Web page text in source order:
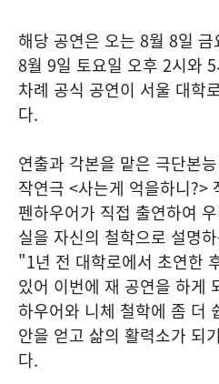
해당 공연은 오는 8월 8일
8월 9일 토요일 오후 2시와
차례 공식 공연이 서울 대학
다.
연출과 각본을 맡은 극단본
작연극 <사는게 억을하니?>
펜하우어가 직접 출연하여
실을 자신의 철학으로 설명
"1년 전 대학로에서 초연한
있어 이번에 재 공연을 하게
하우어와 니체 철학에 좀 더
안을 얻고 삶의 활력소가 되
다.